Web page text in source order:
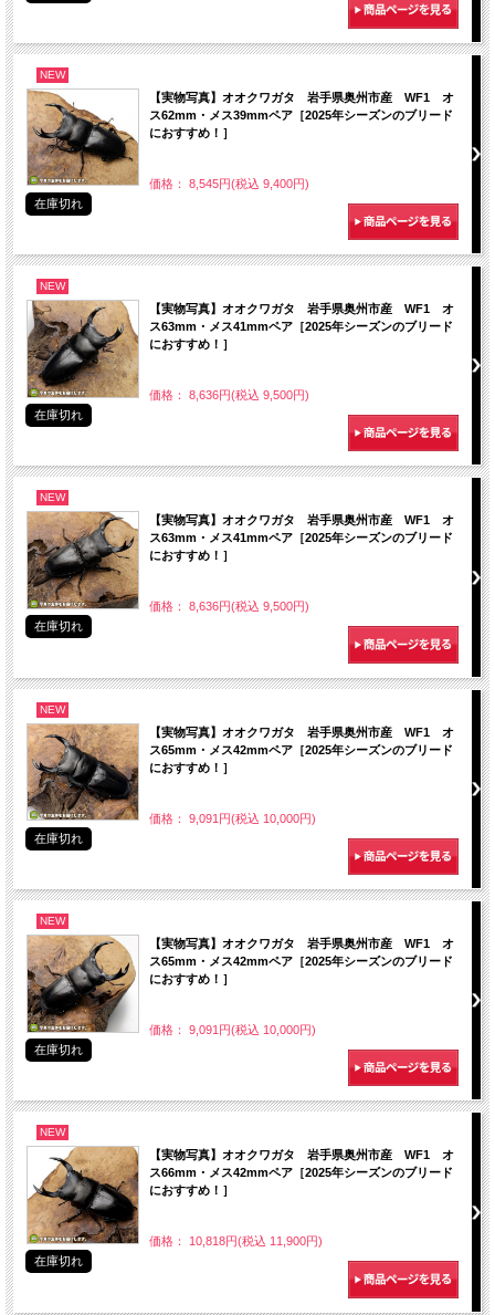
NEW
【実物写真】オオクワガタ 岩手県奥州市産 WF1 オ
ス62mm・メス39mmペア［2025年シーズンのブリード
におすすめ！］
価格： 8,545円(税込 9,400円)
在庫切れ
NEW
【実物写真】オオクワガタ 岩手県奥州市産 WF1 オ
ス63mm・メス41mmペア［2025年シーズンのブリード
におすすめ！］
価格： 8,636円(税込 9,500円)
在庫切れ
NEW
【実物写真】オオクワガタ 岩手県奥州市産 WF1 オ
ス63mm・メス41mmペア［2025年シーズンのブリード
におすすめ！］
価格： 8,636円(税込 9,500円)
在庫切れ
NEW
【実物写真】オオクワガタ 岩手県奥州市産 WF1 オ
ス65mm・メス42mmペア［2025年シーズンのブリード
におすすめ！］
価格： 9,091円(税込 10,000円)
在庫切れ
NEW
【実物写真】オオクワガタ 岩手県奥州市産 WF1 オ
ス65mm・メス42mmペア［2025年シーズンのブリード
におすすめ！］
価格： 9,091円(税込 10,000円)
在庫切れ
NEW
【実物写真】オオクワガタ 岩手県奥州市産 WF1 オ
ス66mm・メス42mmペア［2025年シーズンのブリード
におすすめ！］
価格： 10,818円(税込 11,900円)
在庫切れ